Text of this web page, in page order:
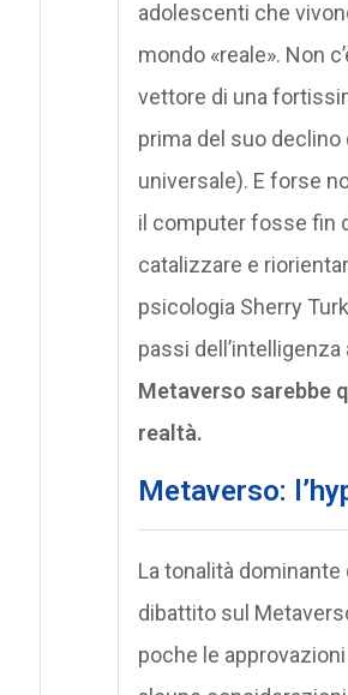
adolescenti che
mondo «reale». Non
vettore di una
prima del suo
universale). E forse
il computer fosse fin
catalizzare e
psicologia Sherry
passi
Metaverso sarebbe
realtà.
Metaverso:
La tonalità
dibattito sul
poche le